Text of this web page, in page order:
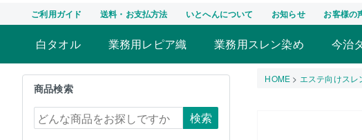
ご利用ガイド 送料・お支払方法 いとへんについて お知らせ お客様の
白タオル 業務用レピア織 業務用スレン染め 今治
商品検索
検索
HOME エステ向けス